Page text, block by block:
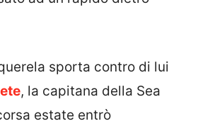
sporta contro di lui
, la capitana della Sea
estate entrò